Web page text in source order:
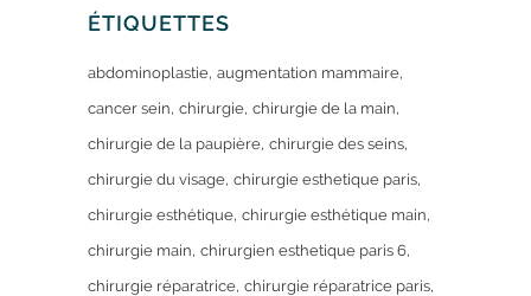
ÉTIQUETTES
abdominoplastie augmentation mammaire
cancer sein chirurgie chirurgie de la main
chirurgie de la paupière chirurgie des seins
chirurgie du visage chirurgie esthetique paris
chirurgie esthétique chirurgie esthétique main
chirurgie main chirurgien esthetique paris 6
chirurgie réparatrice chirurgie réparatrice paris